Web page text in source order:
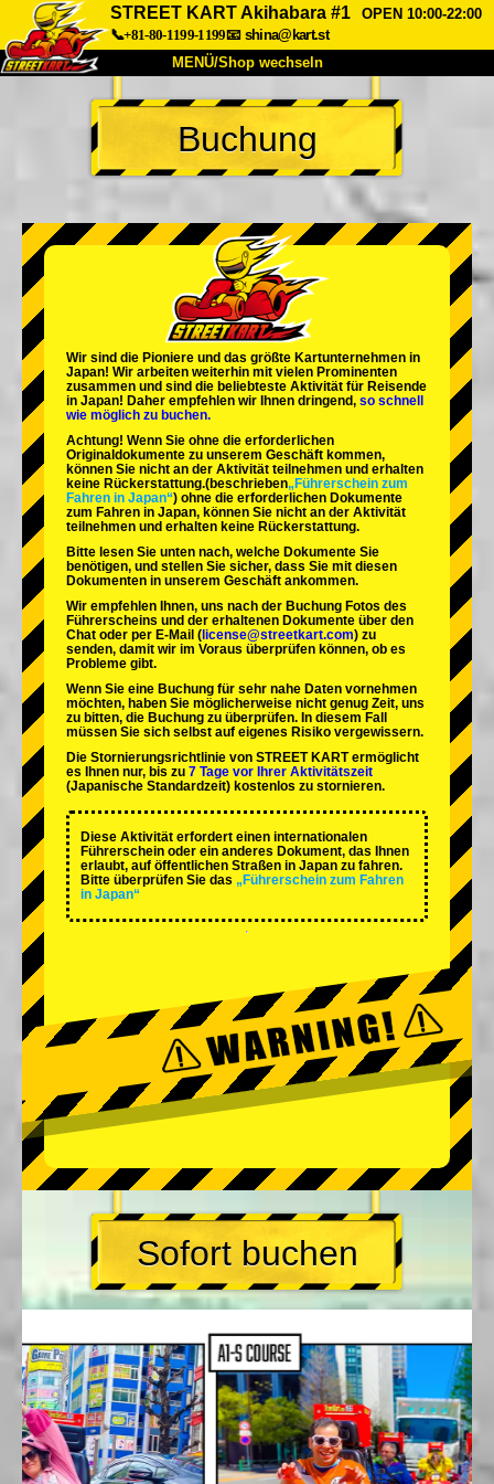
STREET KART Akihabara #1
OPEN 10:00-22:00
📞+81-80-1199-1199📧 shina@kart.st
MENÜ/Shop wechseln
START
Über uns Spezifikationen Preise
Unternehmen Buchung
Shop wechseln
Tokio Shinagawa Tokio Akihabara#1
Tokio Akihabara#2
Tokio Shibuya Annex Tokio Bucht
Tokio Asakusa Osaka
Okinawa
Buchung
Wir sind die Pioniere und das größte Kartunternehmen in
Japan! Wir arbeiten weiterhin mit vielen Prominenten
zusammen und sind die beliebteste Aktivität für Reisende
in Japan! Daher empfehlen wir Ihnen dringend, so schnell
wie möglich zu buchen.
Achtung! Wenn Sie ohne die erforderlichen
Originaldokumente zu unserem Geschäft kommen,
können Sie nicht an der Aktivität teilnehmen und erhalten
keine Rückerstattung.(beschrieben„Führerschein zum
Fahren in Japan“) ohne die erforderlichen Dokumente
zum Fahren in Japan, können Sie nicht an der Aktivität
teilnehmen und erhalten keine Rückerstattung.
Bitte lesen Sie unten nach, welche Dokumente Sie
benötigen, und stellen Sie sicher, dass Sie mit diesen
Dokumenten in unserem Geschäft ankommen.
Wir empfehlen Ihnen, uns nach der Buchung Fotos des
Führerscheins und der erhaltenen Dokumente über den
Chat oder per E-Mail ( license@streetkart.com) zu
senden, damit wir im Voraus überprüfen können, ob es
Probleme gibt.
Wenn Sie eine Buchung für sehr nahe Daten vornehmen
möchten, haben Sie möglicherweise nicht genug Zeit, uns
zu bitten, die Buchung zu überprüfen. In diesem Fall
müssen Sie sich selbst auf eigenes Risiko vergewissern.
Die Stornierungsrichtlinie von STREET KART ermöglicht
es Ihnen nur, bis zu 7 Tage vor Ihrer Aktivitätszeit
(Japanische Standardzeit) kostenlos zu stornieren.
Diese Aktivität erfordert einen internationalen
Führerschein oder ein anderes Dokument, das Ihnen
erlaubt, auf öffentlichen Straßen in Japan zu fahren.
Bitte überprüfen Sie das „Führerschein zum Fahren
in Japan“
Sofort buchen